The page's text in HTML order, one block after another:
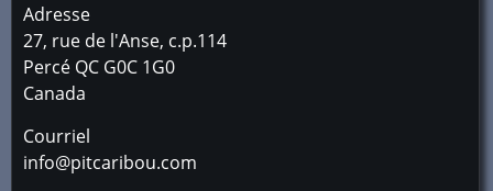
Adresse
27, rue de l'Anse, c.p.114
Percé QC G0C 1G0
Canada
Courriel
info@pitcaribou.com